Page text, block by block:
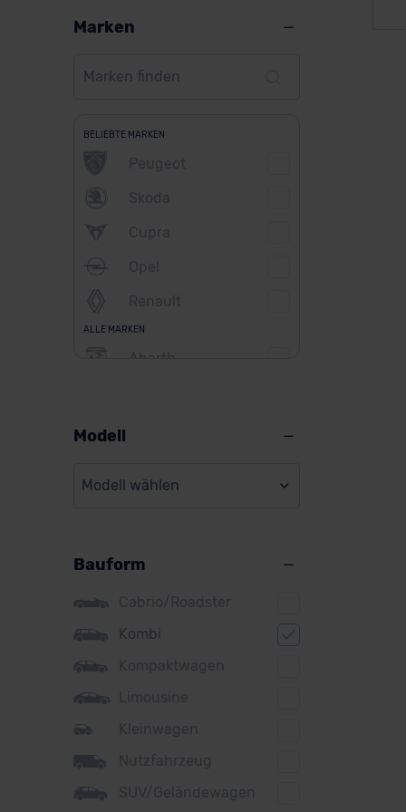
Marken
BELIEBTE MARKEN
Peugeot
Skoda
Cupra
Opel
Renault
ALLE MARKEN
Abarth
BMW
Citroen
Cupra
DS
Dacia
Fiat
Ford
Honda
Modell
Modell wählen
Bauform
Cabrio/Roadster
Kombi
Kompaktwagen
Limousine
Kleinwagen
Nutzfahrzeug
SUV/Geländewagen